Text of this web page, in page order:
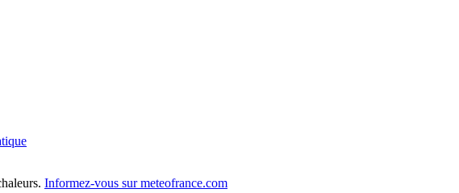
Informez-vous sur meteofrance.com